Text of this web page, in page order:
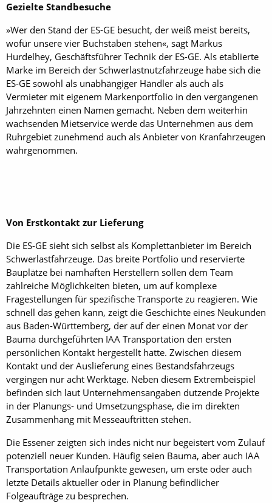
Gezielte Standbesuche
»Wer den Stand der ES-GE besucht, der weiß meist bereits,
wofür unsere vier Buchstaben stehen«, sagt Markus
Hurdelhey, Geschäftsführer Technik der ES-GE. Als etablierte
Marke im Bereich der Schwerlastnutzfahrzeuge habe sich die
ES-GE sowohl als unabhängiger Händler als auch als
Vermieter mit eigenem Markenportfolio in den vergangenen
Jahrzehnten einen Namen gemacht. Neben dem weiterhin
wachsenden Mietservice werde das Unternehmen aus dem
Ruhrgebiet zunehmend auch als Anbieter von Kranfahrzeugen
wahrgenommen.
Von Erstkontakt zur Lieferung
Die ES-GE sieht sich selbst als Komplettanbieter im Bereich
Schwerlastfahrzeuge. Das breite Portfolio und reservierte
Bauplätze bei namhaften Herstellern sollen dem Team
zahlreiche Möglichkeiten bieten, um auf komplexe
Fragestellungen für spezifische Transporte zu reagieren. Wie
schnell das gehen kann, zeigt die Geschichte eines Neukunden
aus Baden-Württemberg, der auf der einen Monat vor der
Bauma durchgeführten IAA Transportation den ersten
persönlichen Kontakt hergestellt hatte. Zwischen diesem
Kontakt und der Auslieferung eines Bestandsfahrzeugs
vergingen nur acht Werktage. Neben diesem Extrembeispiel
befinden sich laut Unternehmensangaben dutzende Projekte
in der Planungs- und Umsetzungsphase, die im direkten
Zusammenhang mit Messeauftritten stehen.
Die Essener zeigten sich indes nicht nur begeistert vom Zulauf
potenziell neuer Kunden. Häufig seien Bauma, aber auch IAA
Transportation Anlaufpunkte gewesen, um erste oder auch
letzte Details aktueller oder in Planung befindlicher
Folgeaufträge zu besprechen.